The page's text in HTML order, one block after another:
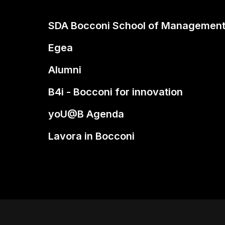
SDA Bocconi School of Management
Egea
Alumni
B4i - Bocconi for innovation
yoU@B Agenda
Lavora in Bocconi